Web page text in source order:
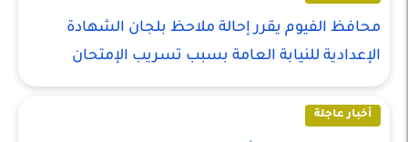
محافظ الفيوم يقرر إحالة ملاحظ بلجان الشهادة
الإعدادية للنيابة العامة بسبب تسريب الإمتحان
أخبار عاجلة